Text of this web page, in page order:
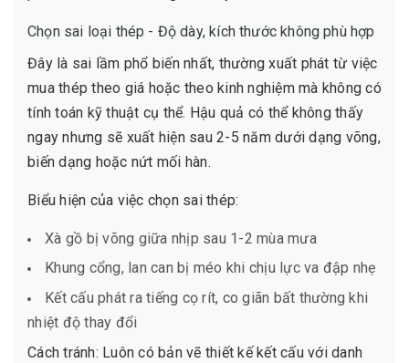
Chọn sai loại thép - Độ dày, kích thước không phù hợp
Đây là sai lầm phổ biến nhất, thường xuất phát từ việc
mua thép theo giá hoặc theo kinh nghiệm mà không có
tính toán kỹ thuật cụ thể. Hậu quả có thể không thấy
ngay nhưng sẽ xuất hiện sau 2-5 năm dưới dạng võng,
biến dạng hoặc nứt mối hàn.
Biểu hiện của việc chọn sai thép:
Xà gồ bị võng giữa nhịp sau 1-2 mùa mưa
Khung cổng, lan can bị méo khi chịu lực va đập nhẹ
Kết cấu phát ra tiếng cọ rít, co giãn bất thường khi
nhiệt độ thay đổi
Cách tránh: Luôn có bản vẽ thiết kế kết cấu với danh